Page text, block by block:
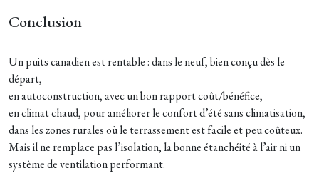
Conclusion
Un puits canadien est rentable : dans le neuf, bien conçu dès le
départ,
en autoconstruction, avec un bon rapport coût/bénéfice,
en climat chaud, pour améliorer le confort d’été sans climatisation,
dans les zones rurales où le terrassement est facile et peu coûteux.
Mais il ne remplace pas l’isolation, la bonne étanchéité à l’air ni un
système de ventilation performant.